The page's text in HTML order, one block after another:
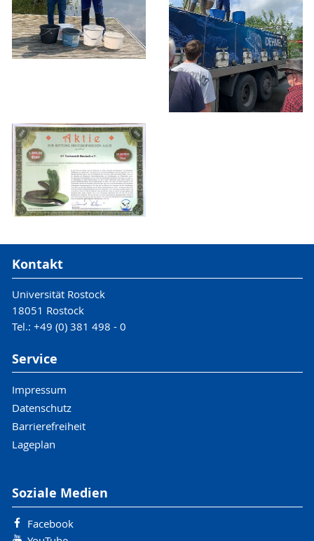
Kontakt
Universität Rostock
18051 Rostock
Tel.: +49 (0) 381 498 - 0
Service
Impressum
Datenschutz
Barrierefreiheit
Lageplan
Soziale Medien
Facebook